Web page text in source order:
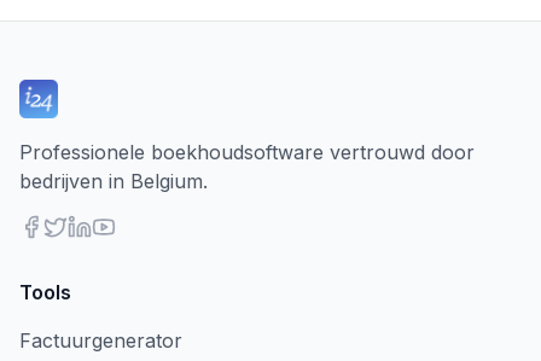
Professionele boekhoudsoftware vertrouwd door
bedrijven in Belgium.
Tools
Factuurgenerator